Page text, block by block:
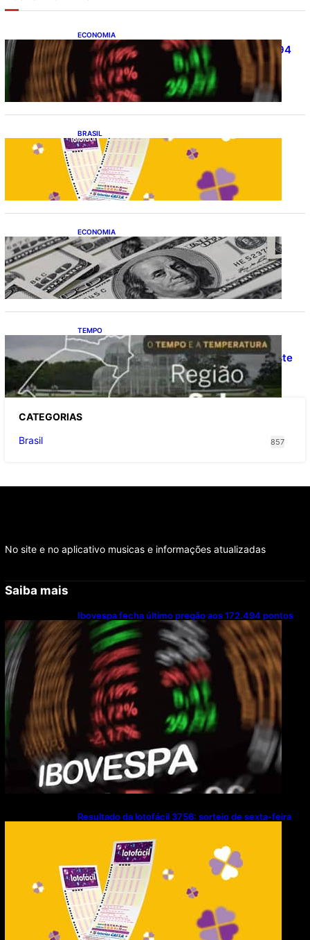
ECONOMIA
Ibovespa fecha último pregão aos 172.494
pontos
BRASIL
Resultado da lotofácil 3756: sorteio de
sexta-feira (07/08/2026)
ECONOMIA
Dólar fecha o último pregão cotado a R$
5,08
TEMPO
O TEMPO E A TEMPERATURA: Confira a
previsão do tempo para a Região Sul neste
sábado (8)
CATEGORIAS
Brasil
857
No site e no aplicativo musicas e informações atualizadas
Saiba mais
Ibovespa fecha último pregão aos 172.494 pontos
Resultado da lotofácil 3756: sorteio de sexta-feira